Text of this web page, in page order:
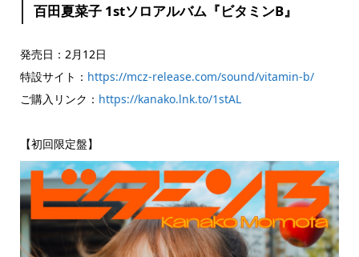
百田夏菜子 1stソロアルバム『ビタミンB』
発売日：2月12日
特設サイト： https://mcz-release.com/sound/vitamin-b/
ご購入リンク： https://kanako.lnk.to/1stAL
【初回限定盤】